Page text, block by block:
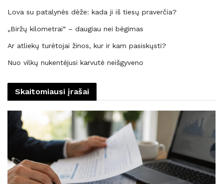
Lova su patalynės dėže: kada ji iš tiesų praverčia?
„Biržų kilometrai“ – daugiau nei bėgimas
Ar atliekų turėtojai žinos, kur ir kam pasiskųsti?
Nuo vilkų nukentėjusi karvutė neišgyveno
Skaitomiausi įrašai